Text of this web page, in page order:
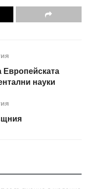
Eвропейската
науки